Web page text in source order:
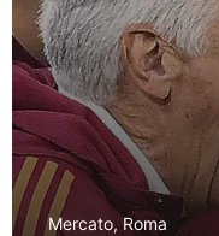
Mercato, Roma